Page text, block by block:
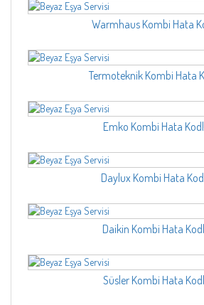
Warmhaus Kombi Hata
Termoteknik Kombi Hata
Emko Kombi Hata
Daylux Kombi Hata
Daikin Kombi Hata
Süsler Kombi Hata